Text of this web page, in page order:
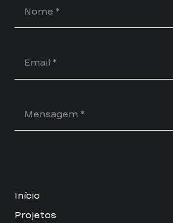
Início
Projetos